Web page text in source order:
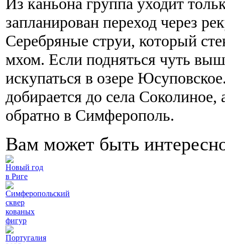
Из каньона группа уходит
запланирован переход через
Серебряные струи, который
мхом. Если подняться чуть
искупаться в озере
добирается до села Соколиное,
обратно в Симферополь.
Вам может быть
Новый год
в Риге
Симферопольский
сквер
кованых
фигур
Португалия